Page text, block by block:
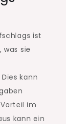
ist
was sie
kann
im
kann ein